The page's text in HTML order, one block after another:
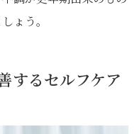
ょう。
するセルフケア